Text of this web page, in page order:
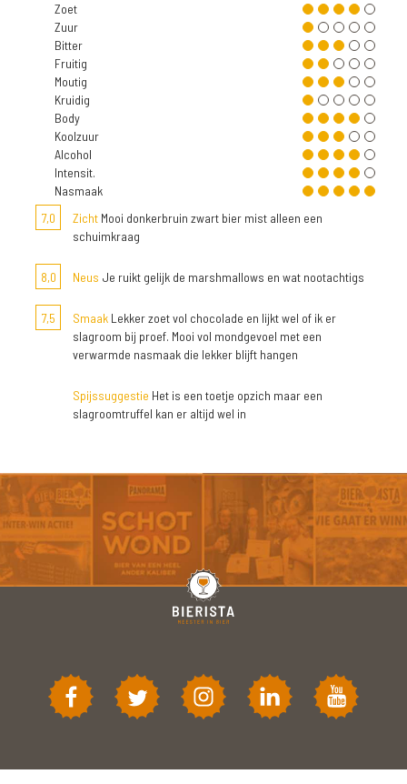
Zoet
Zuur
Bitter
Fruitig
Moutig
Kruidig
Body
Koolzuur
Alcohol
Intensit.
Nasmaak
7,0
Zicht Mooi donkerbruin zwart bier mist alleen een
schuimkraag
8,0 Neus Je ruikt gelijk de marshmallows en wat nootachtigs
7,5 Smaak Lekker zoet vol chocolade en lijkt wel of ik er
slagroom bij proef. Mooi vol mondgevoel met een
verwarmde nasmaak die lekker blijft hangen
Spijssuggestie Het is een toetje opzich maar een
slagroomtruffel kan er altijd wel in